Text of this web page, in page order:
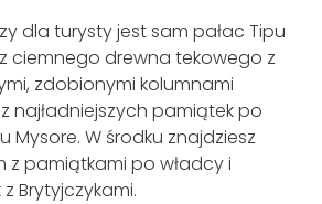
dla turysty jest sam pałac Tipu
ciemnego drewna tekowego z
zdobionymi kolumnami
najładniejszych pamiątek po
Mysore. W środku znajdziesz
z pamiątkami po władcy i
Brytyjczykami.